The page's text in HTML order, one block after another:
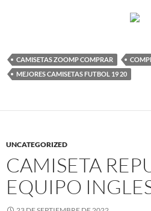
CAMISETAS ZOOMP COMPRAR
MEJORES CAMISETAS FUTBOL 19 20
UNCATEGORIZED
CAMISETA
EQUIPO